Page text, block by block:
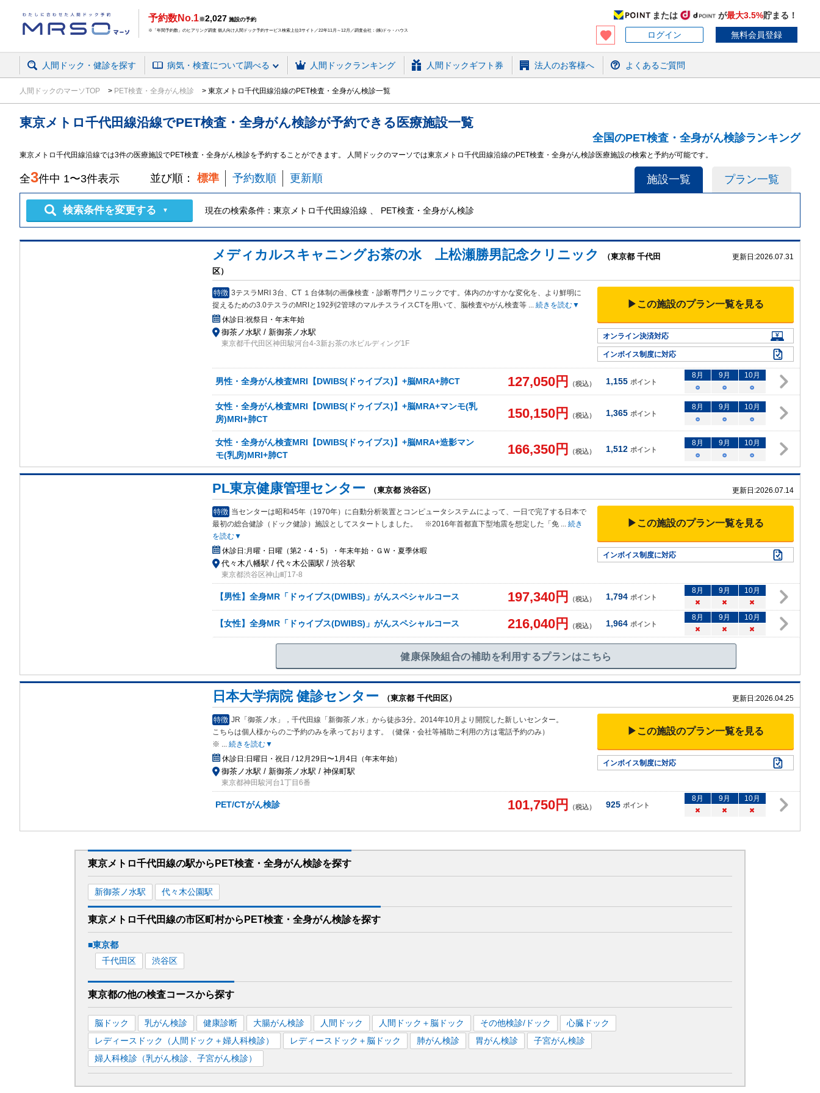
予約数No.1※2,027 施設の予約
※「年間予約数」のヒアリング調査 個人向け人間ドック予約サービス検索上位3サイト／22年11月～12月／調査会社：(株)ドゥ・ハウス
または が最大3.5%貯まる！
ログイン
無料会員登録
人間ドック・健診を探す 病気・検査について調べる 人間ドックランキング 人間ドックギフト券 法人のお客様へ よくあるご質問
人間ドックのマーソTOP PET検査・全身がん検診 東京メトロ千代田線沿線のPET検査・全身がん検診一覧
東京メトロ千代田線沿線でPET検査・全身がん検診が予約できる 医療施設一覧
全国のPET検査・全身がん検診ランキング
東京メトロ千代田線沿線では3件の医療施設でPET検査・全身がん検診を予約することができます。 人間ドックのマーソでは東京メトロ千代田線沿線のPET検査・全身がん検診医療施設の検索と予約が可能です。
施設一覧 プラン一覧
全3件中 1〜3件表示 並び順： 標準 予約数順 更新順
検索条件を変更する ▼ 現在の検索条件： 東京メトロ千代田線沿線 、 PET検査・全身がん検診
メディカルスキャニングお茶の水 上松瀬勝男記念クリニック
（東京都 千代田
区）
更新日:2026.07.31
特徴 3テスラMRI 3台、CT １台体制の画像検査・診断専門クリニックです。体内のかすかな変化を、より鮮明に
捉えるための3.0テスラのMRIと192列2管球のマルチスライスCTを用いて、脳検査やがん検査等 ... 続きを読む▼
休診日:祝祭日・年末年始
御茶ノ水駅 / 新御茶ノ水駅
東京都千代田区神田駿河台4-3新お茶の水ビルディング1F
▶この施設のプラン一覧を見る
オンライン決済対応
インボイス制度に対応
男性・全身がん検査MRI【DWIBS(ドゥイブス)】+脳MRA+肺CT 127,050円 （税込） 1,155 ポイント
8月 9月 10月
○
○ ○
女性・全身がん検査MRI【DWIBS(ドゥイブス)】+脳MRA+マンモ(乳
房)MRI+肺CT
150,150円 （税込） 1,365 ポイント
8月 9月 10月
○
○ ○
女性・全身がん検査MRI【DWIBS(ドゥイブス)】+脳MRA+造影マン
モ(乳房)MRI+肺CT
166,350円 （税込） 1,512 ポイント
8月 9月 10月
○
○ ○
PL東京健康管理センター （東京都 渋谷区） 更新日:2026.07.14
特徴 当センターは昭和45年（1970年）に自動分析装置とコンピュータシステムによって、一日で完了する日本で
最初の総合健診（ドック健診）施設としてスタートしました。 ※2016年首都直下型地震を想定した「免 ... 続き
を読む▼
休診日:月曜・日曜（第2・4・5）・年末年始・ＧＷ・夏季休暇
代々木八幡駅 / 代々木公園駅 / 渋谷駅
東京都渋谷区神山町17-8
▶この施設のプラン一覧を見る
インボイス制度に対応
【男性】全身MR「ドゥイブス(DWIBS)」がんスペシャルコース 197,340円 （税込） 1,794 ポイント
8月 9月 10月
×
× ×
【女性】全身MR「ドゥイブス(DWIBS)」がんスペシャルコース 216,040円 （税込） 1,964 ポイント
8月 9月 10月
×
× ×
健康保険組合の補助を利用するプランはこちら
日本大学病院 健診センター （東京都 千代田区） 更新日:2026.04.25
特徴 JR「御茶ノ水」，千代田線「新御茶ノ水」から徒歩3分。2014年10月より開院した新しいセンター。
こちらは個人様からのご予約のみを承っております。（健保・会社等補助ご利用の方は電話予約のみ）
※ ... 続きを読む▼
休診日:日曜日・祝日 / 12月29日〜1月4日（年末年始）
御茶ノ水駅 / 新御茶ノ水駅 / 神保町駅
東京都神田駿河台1丁目6番
▶この施設のプラン一覧を見る
インボイス制度に対応
PET/CTがん検診 101,750円 （税込） 925 ポイント
8月 9月 10月
×
× ×
東京メトロ千代田線の駅から PET検査・全身がん検診を探す
新御茶ノ水駅 代々木公園駅
東京メトロ千代田線の市区町村から PET検査・全身がん検診を探す
■東京都
千代田区
渋谷区
東京都の他の検査コースから探す
脳ドック 乳がん検診 健康診断 大腸がん検診 人間ドック 人間ドック＋脳ドック その他検診/ドック
心臓ドック
レディースドック（人間ドック＋婦人科検診）
レディースドック＋脳ドック 肺がん検診 胃がん検診
子宮がん検診
婦人科検診（乳がん検診、子宮がん検診）